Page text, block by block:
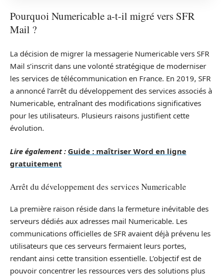
Pourquoi Numericable a-t-il migré vers SFR
Mail ?
La décision de migrer la messagerie Numericable vers SFR
Mail s’inscrit dans une volonté stratégique de moderniser
les services de télécommunication en France. En 2019, SFR
a annoncé l’arrêt du développement des services associés à
Numericable, entraînant des modifications significatives
pour les utilisateurs. Plusieurs raisons justifient cette
évolution.
Lire également : Guide : maîtriser Word en ligne
gratuitement
Arrêt du développement des services Numericable
La première raison réside dans la fermeture inévitable des
serveurs dédiés aux adresses mail Numericable. Les
communications officielles de SFR avaient déjà prévenu les
utilisateurs que ces serveurs fermaient leurs portes,
rendant ainsi cette transition essentielle. L’objectif est de
pouvoir concentrer les ressources vers des solutions plus